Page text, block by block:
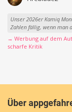
Unser 2026er Kamiq
Zahlen fällig, wenn man
→ Werbung auf dem
scharfe Kritik
Über